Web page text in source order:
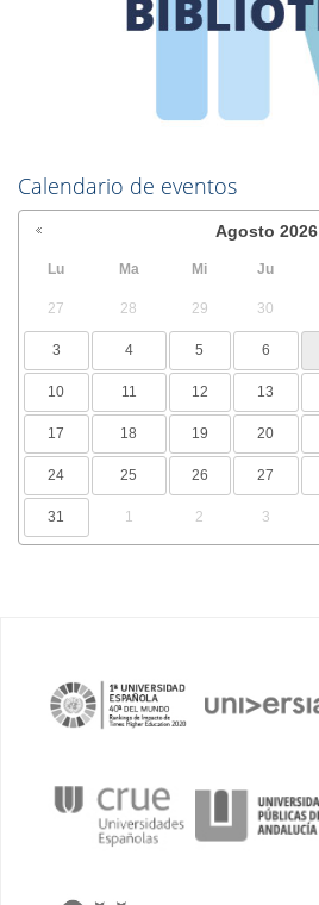
Calendario de eventos
Agosto 2026
Lu Ma Mi Ju
27 28 29 30
3 4 5 6
10 11 12 13
17 18 19 20
24 25 26 27
31 1 2 3